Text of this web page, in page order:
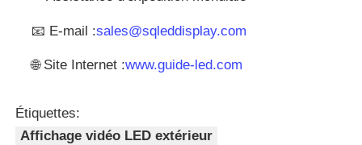
📧 E-mail :sales@sqleddisplay.com
🌐 Site Internet :www.guide-led.com
Étiquettes:
Affichage vidéo LED extérieur